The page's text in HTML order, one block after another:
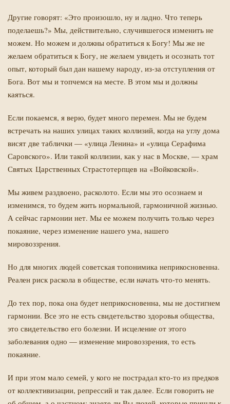
Другие говорят: «Это произошло, ну и ладно. Что теперь
поделаешь?» Мы, действительно, случившегося изменить не
можем. Но можем и должны обратиться к Богу! Мы же не
желаем обратиться к Богу, не желаем увидеть и осознать тот
опыт, который был дан нашему народу, из-за отступления от
Бога. Вот мы и топчемся на месте. В этом мы и должны
каяться.
Если покаемся, я верю, будет много перемен. Мы не будем
встречать на наших улицах таких коллизий, когда на углу дома
висят две таблички — «улица Ленина» и «улица Серафима
Саровского». Или такой коллизии, как у нас в Москве, — храм
Святых Царственных Страстотерпцев на «Войковской».
Мы живем раздвоено, расколото. Если мы это осознаем и
изменимся, то будем жить нормальной, гармоничной жизнью.
А сейчас гармонии нет. Мы ее можем получить только через
покаяние, через изменение нашего ума, нашего
мировоззрения.
Но для многих людей советская топонимика неприкосновенна.
Реален риск раскола в обществе, если начать что-то менять.
До тех пор, пока она будет неприкосновенна, мы не достигнем
гармонии. Все это не есть свидетельство здоровья общества,
это свидетельство его болезни. И исцеление от этого
заболевания одно — изменение мировоззрения, то есть
покаяние.
И при этом мало семей, у кого не пострадал кто-то из предков
от коллективизации, репрессий и так далее. Если говорить не